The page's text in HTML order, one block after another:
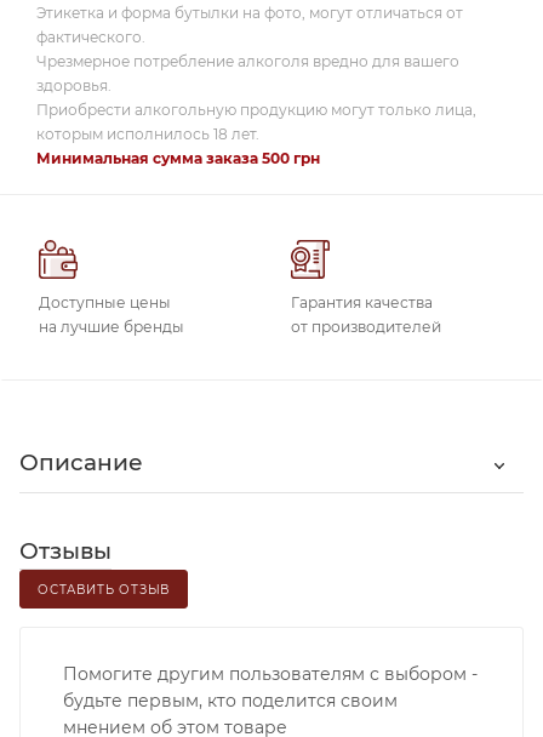
Этикетка и форма бутылки на фото, могут отличаться от
фактического.
Чрезмерное потребление алкоголя вредно для вашего
здоровья.
Приобрести алкогольную продукцию могут только лица,
которым исполнилось 18 лет.
Минимальная сумма заказа 500 грн
Доступные цены
на лучшие бренды
Гарантия качества
от производителей
Описание
Отзывы
ОСТАВИТЬ ОТЗЫВ
Помогите другим пользователям с выбором -
будьте первым, кто поделится своим
мнением об этом товаре